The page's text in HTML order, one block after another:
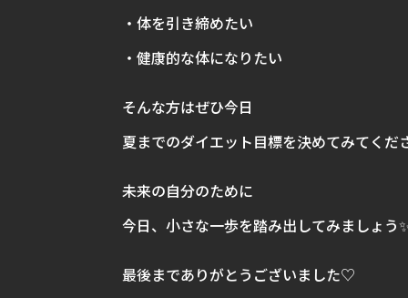
・体を引き締めたい
・健康的な体になりたい
そんな方はぜひ今日
夏までのダイエット目標を決めてみてくだ
未来の自分のために
今日、小さな一歩を踏み出してみましょう
最後までありがとうございました♡